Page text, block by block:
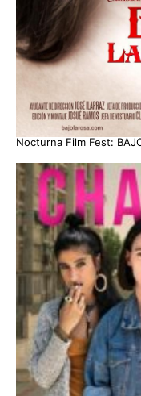
Nocturna Film Fest: